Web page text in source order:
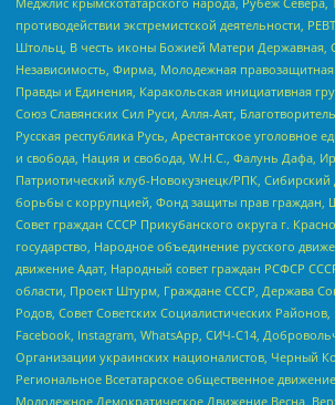
противодействии экстремистской деятельности,
Штольц, В честь иконы Божией Матери Державная,
Независимость, Фирма, Молодежная
Правды и Единения, Каракольская инициативная
Союз Славянских Сил Руси, Алля-Аят,
Русская республика Русь, Арестантское уголовное
и свобода, Нация и свобода, W.H.С., Фалунь Дафа,
Патриотический клуб-Новокузнецк/РПК,
борьбы с коррупцией, Фонд защиты прав граждан,
Совет граждан СССР Прикубанского округа г.
государство, Народное объединение русского
движение Адат, Народный совет граждан РСФСР
области, Проект Штурм, Граждане СССР, Держава
Родов, Совет Советских Социалистических
Facebook, Instagram, WhatsApp, СИЧ-С14,
Организации украинских националистов, Черный
Региональное Всетатарское общественное
Молодежное Демократическое Движение Весна,